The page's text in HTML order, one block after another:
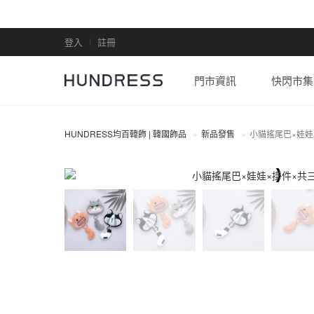
登入 註冊
門市資訊 快閃市集
HUNDRESS均百韓飾 | 韓國飾品 新品發售 小貓搖尾巴×娃
全部商品